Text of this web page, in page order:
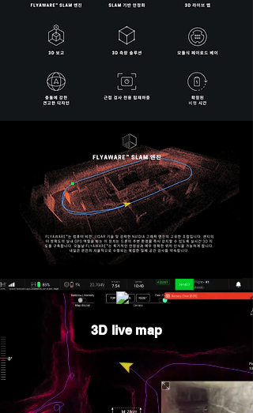
3D live map